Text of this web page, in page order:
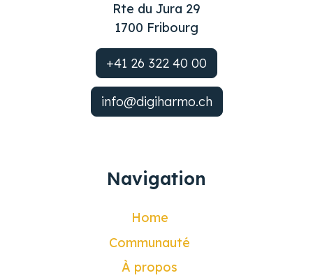
Rte du Jura 29
1700 Fribourg
+41 26 322 40 00
info@digiharmo.ch
Navigation
Home
Communauté
À propos